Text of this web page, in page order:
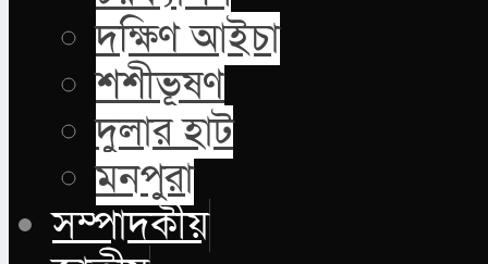
দক্ষিণ আইচা
শশীভূষণ
দুলার হাট
মনপুরা
সম্পাদকীয়